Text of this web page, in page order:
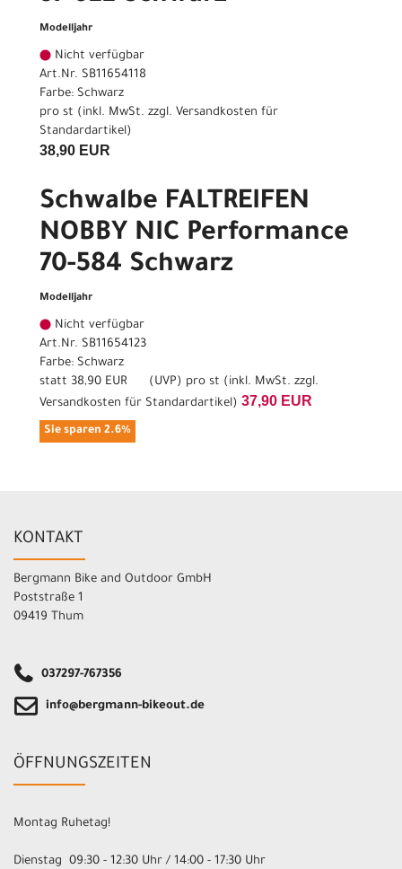
Modelljahr
Nicht verfügbar
Art.Nr. SB11654118
Farbe: Schwarz
pro st (inkl. MwSt. zzgl. Versandkosten für
Standardartikel)
38,90 EUR
Schwalbe FALTREIFEN
NOBBY NIC Performance
70-584 Schwarz
Modelljahr
Nicht verfügbar
Art.Nr. SB11654123
Farbe: Schwarz
statt 38,90 EUR ( UVP) pro st (inkl. MwSt. zzgl.
Versandkosten für Standardartikel) 37,90 EUR
Sie sparen 2.6%
KONTAKT
Bergmann Bike and Outdoor GmbH
Poststraße 1
09419 Thum
037297-767356
info@bergmann-bikeout.de
ÖFFNUNGSZEITEN
Montag Ruhetag!
Dienstag 09:30 - 12:30 Uhr / 14:00 - 17:30 Uhr